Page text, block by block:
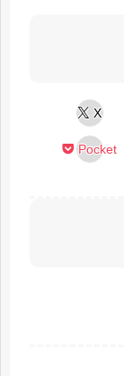
X
Pocket